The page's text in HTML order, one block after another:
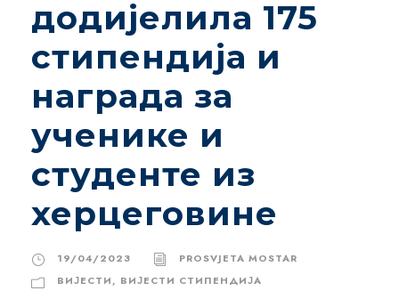
додијелила 175
стипендија и
награда за
ученике и
студенте из
херцеговине
19/04/2023
PROSVJETA MOSTAR
ВИЈЕСТИ, ВИЈЕСТИ CТИПЕНДИЈА